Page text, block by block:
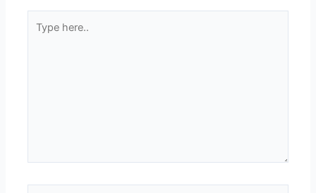
here..